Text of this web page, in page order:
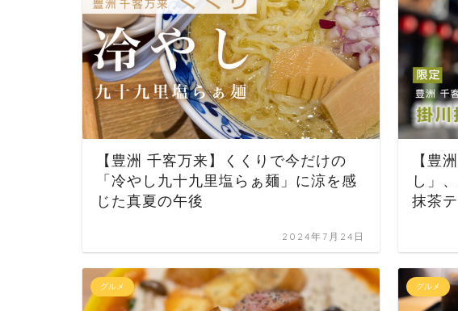
【豊洲 千客万来】くくりで今だけの
「冷やし九十九里塩らぁ麺」に涼を感
じた真夏の午後
2024年7月24日
【豊
し」
抹茶
グルメ グルメ